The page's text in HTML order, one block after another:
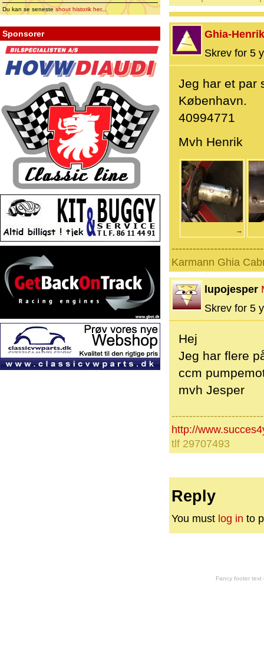
Du kan se senesteshout historik her...
Sponsorer
Ghia-
Skrev for 5
Jeg har et par
København.
40994771
Mvh Henrik
→
Karmann Ghia
lupojesper
Skrev for 5
Hej
Jeg har flere
ccm
mvh Jesper
http://
tlf 29707493
Reply
You must log in to
Fancy footer